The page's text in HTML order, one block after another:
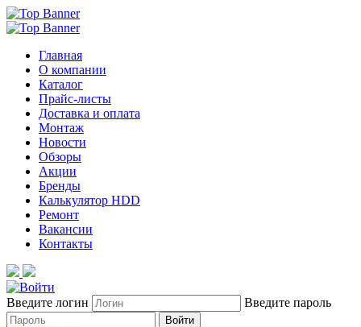
Главная
О компании
Каталог
Прайс-листы
Доставка и оплата
Монтаж
Новости
Обзоры
Акции
Бренды
Калькулятор HDD
Ремонт
Вакансии
Контакты
Введите логин Введите пароль
Войти